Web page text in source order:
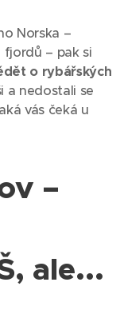
Norska –
– pak si
o rybářských
a nedostali se
vás čeká u
–
ale...